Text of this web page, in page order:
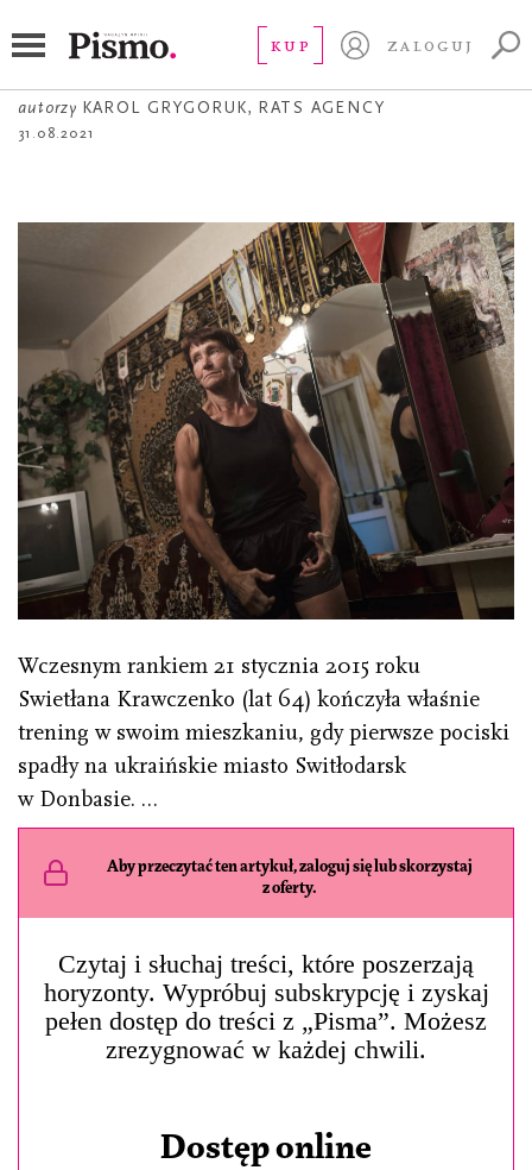
KUP ZALOGUJ
Donbas
autorzy KAROL GRYGORUK, RATS AGENCY
31.08.2021
Wczesnym rankiem 21 stycznia 2015 roku
Swietłana Krawczenko (lat 64) kończyła właśnie
trening w swoim mieszkaniu, gdy pierwsze pociski
spadły na ukraińskie miasto Switłodarsk
w Donbasie. …
Aby przeczytać ten artykuł, zaloguj się lub skorzystaj
z oferty.
Czytaj i słuchaj treści, które poszerzają
horyzonty. Wypróbuj subskrypcję i zyskaj
pełen dostęp do treści z „Pisma”. Możesz
zrezygnować w każdej chwili.
Dostęp online